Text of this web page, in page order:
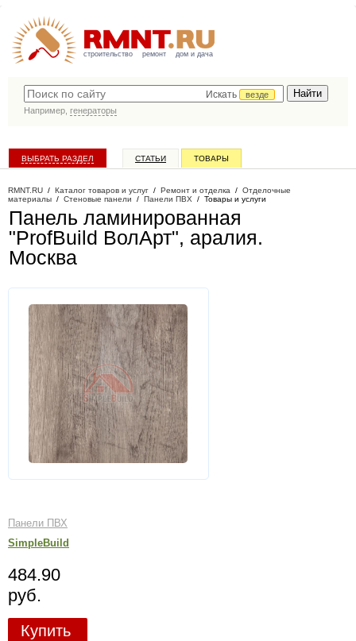
строительство ремонт дом и дача
Искать
везде
Например, генераторы
ВЫБРАТЬ РАЗДЕЛ СТАТЬИ ТОВАРЫ
RMNT.RU / Каталог товаров и услуг / Ремонт и отделка / Отделочные
материалы / Стеновые панели / Панели ПВХ / Товары и услуги
Панель ламинированная
"ProfBuild ВолАрт", аралия.
Москва
Панели ПВХ
SimpleBuild
484.90
руб.
Купить